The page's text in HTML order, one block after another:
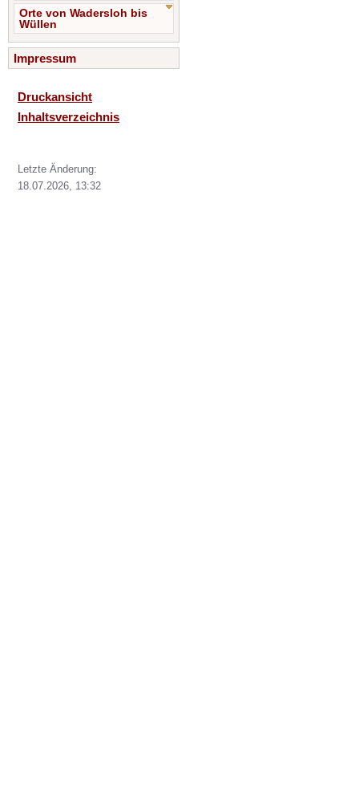
Orte von Wadersloh bis
Wüllen
Impressum
Druckansicht
Inhaltsverzeichnis
Letzte Änderung:
18.07.2026, 13:32